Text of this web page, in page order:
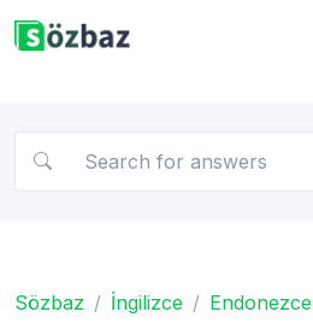
Sözbaz İngilizce Endonezce